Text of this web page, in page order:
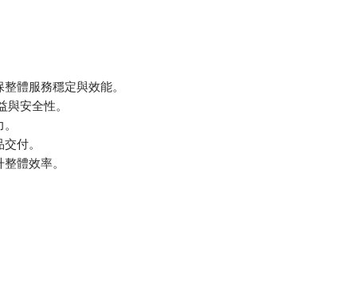
體服務穩定與效能。
安全性。
付。
體效率。